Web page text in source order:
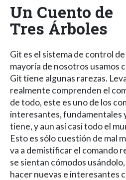
Un Cuento de
Tres Árboles
Git es el sistema de control
mayoría de nosotros usamos
Git tiene algunas rarezas.
realmente comprenden el
de todo, este es uno de los
interesantes, fundamentales
tiene, y aun así casi todo el
Esto es sólo cuestión de mal
va a demistificar el comando
se sientan cómodos
hacer nuevas e interesantes